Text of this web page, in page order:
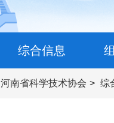
综合信息
河南省科学技术协会 综